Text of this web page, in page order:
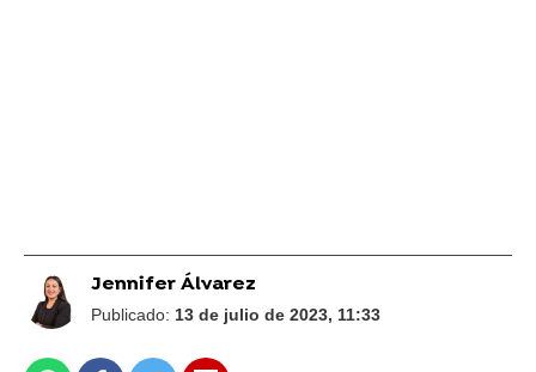
Jennifer Álvarez
Publicado: 13 de julio de 2023, 11:33